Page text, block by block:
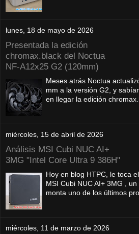
lunes, 18 de mayo de 2026
Presentada la edición
chromax.black del Noctua
NF‑A12x25 G2 (120mm)
Meses atrás Noctua
mm a la versión G2, y
en llegar la edición
miércoles, 15 de abril de 2026
Análisis MSI Cubi NUC AI+
3MG "Intel Core Ultra 9 386H"
Hoy en blog HTPC, le toca
MSI Cubi NUC AI+ 3MG ,
monta uno de los últimos
miércoles, 11 de marzo de 2026